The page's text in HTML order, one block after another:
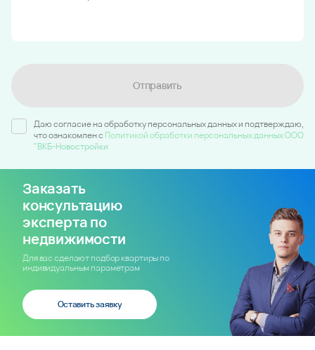
Отправить
Даю согласие на обработку персональных данных и подтверждаю,
что ознакомлен c Политикой обработки персональных данных ООО
"ВКБ-Новостройки
Заказать
консультацию
эксперта по
недвижимости
Для вас сделают подбор квартиры по
индивидуальным параметрам
Оставить заявку